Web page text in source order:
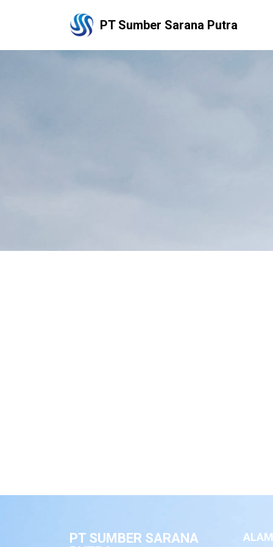
PT Sumber Sarana Putra
PT SUMBER SARANA